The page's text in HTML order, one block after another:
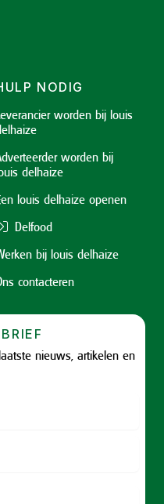
NODIG
worden bij louis
worden bij
delhaize
louis delhaize openen
Delfood
bij louis delhaize
contacteren
nieuws, artikelen en